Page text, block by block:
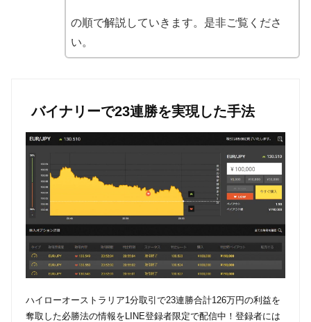
の順で解説していきます。是非ご覧くださ
い。
バイナリーで23連勝を実現した手法
ハイローオーストラリア1分取引で23連勝合計126万円の利益を
奪取した必勝法の情報をLINE登録者限定で配信中！登録者には